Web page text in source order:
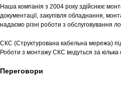
Наша компанія з 2004 року здійснює
документації, закупівля обладнання,
надаємо різні роботи з обслуговування
СКС (Структурована кабельна мережа)
Роботи з монтажу СКС ведуться за кілька
Переговори